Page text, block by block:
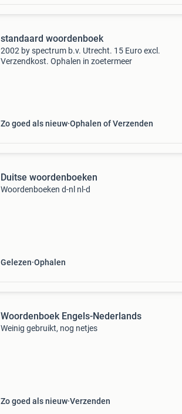
standaard woordenboek
2002 by spectrum b.v. Utrecht. 15 Euro excl.
Verzendkost. Ophalen in zoetermeer
Zo goed als nieuw Ophalen of Verzenden
Duitse woordenboeken
Woordenboeken d-nl nl-d
Gelezen Ophalen
Woordenboek Engels-Nederlands
Weinig gebruikt, nog netjes
Zo goed als nieuw Verzenden